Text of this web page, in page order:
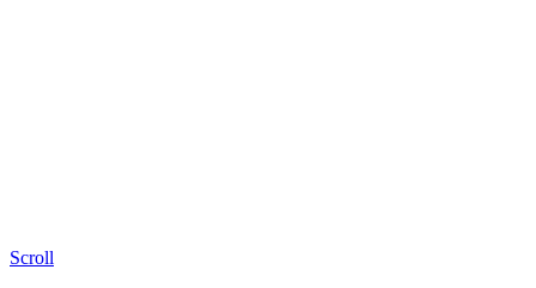
Scroll